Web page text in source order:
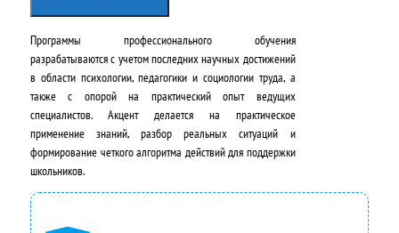
ч
а
л
ь
н
а
я
ц
ц
н
а
:
4
9
Программы профессионального обучения
разрабатываются с учетом последних научных достижений
в области психологии, педагогики и социологии труда, а
также с опорой на практический опыт ведущих
специалистов. Акцент делается на практическое
применение знаний, разбор реальных ситуаций и
формирование четкого алгоритма действий для поддержки
школьников.